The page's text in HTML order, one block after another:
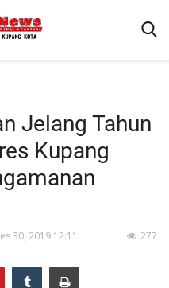
Jelang Tahun
Kupang
30, 2019 12:11 277